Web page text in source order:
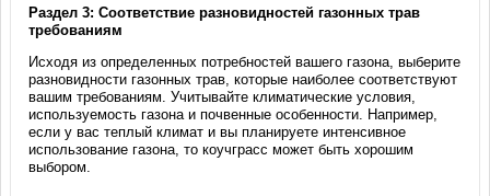
Раздел 3: Соответствие разновидностей газонных трав
требованиям
Исходя из определенных потребностей вашего газона, выберите
разновидности газонных трав, которые наиболее соответствуют
вашим требованиям. Учитывайте климатические условия,
используемость газона и почвенные особенности. Например,
если у вас теплый климат и вы планируете интенсивное
использование газона, то коучграсс может быть хорошим
выбором.